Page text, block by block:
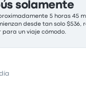
solamente
5 horas 45
desde tan solo $536,
para un viaje cómodo.